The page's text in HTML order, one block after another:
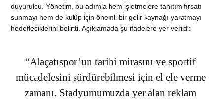
duyuruldu. Yönetim, bu adımla hem işletmelere tanıtım fırsatı
sunmayı hem de kulüp için önemli bir gelir kaynağı yaratmayı
hedeflediklerini belirtti. Açıklamada şu ifadelere yer verildi:
“Alaçatıspor’un tarihi mirasını ve sportif
mücadelesini sürdürebilmesi için el ele verme
zamanı. Stadyumumuzda yer alan reklam